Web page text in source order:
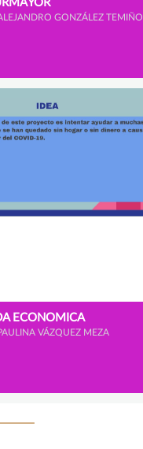
GONZÁLEZ TEMIÑO
ECONOMICA
VÁZQUEZ MEZA